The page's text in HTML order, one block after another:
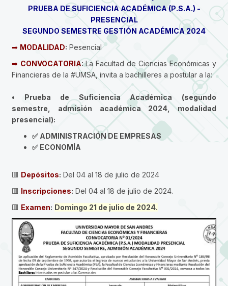
PRUEBA DE SUFICIENCIA ACADÉMICA (P.S.A.) -
PRESENCIAL
SEGUNDO SEMESTRE GESTIÓN ACADÉMICA 2024
➡ MODALIDAD: Pesencial
➡ CONVOCATORIA:La Facultad de Ciencias Económicas y
Financieras de la #UMSA, invita a bachilleres a postular a la:
• Prueba de Suficiencia Académica (segundo
semestre, admisión académica 2024, modalidad
presencial):
✅ ADMINISTRACIÓN DE EMPRESAS
✅ ECONOMÍA
🟥 Depósitos: Del 04 al 18 de julio de 2024
🟥 Inscripciones: Del 04 al 18 de julio de 2024.
🟥 Examen: Domingo 21 de julio de 2024.